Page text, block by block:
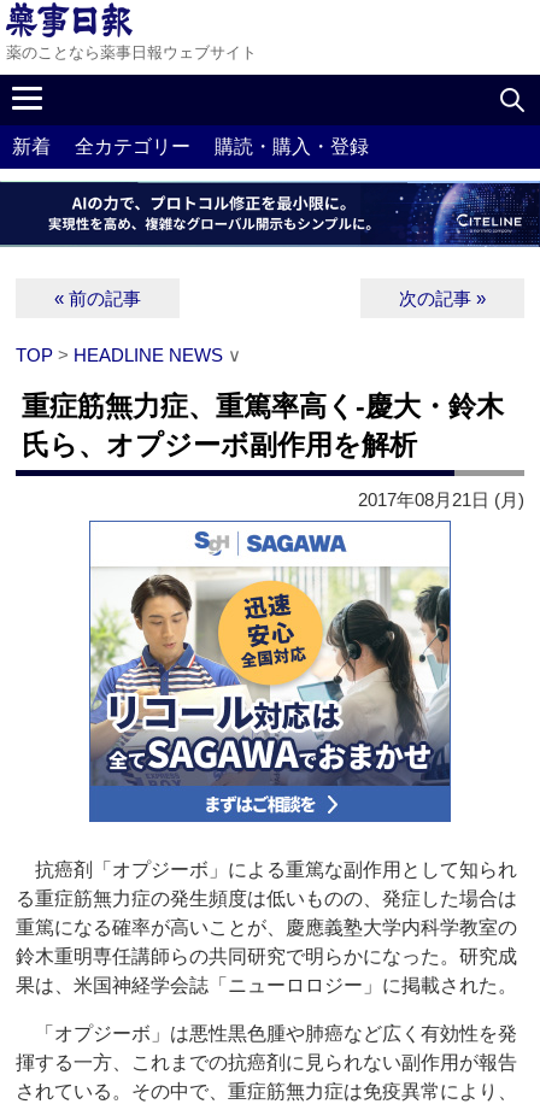
薬のことなら薬事日報ウェブサイト
新着 全カテゴリー 購読・購入・登録
« 前の記事 次の記事 »
TOP > HEADLINE NEWS ∨
重症筋無力症、重篤率高く‐慶大・鈴木
氏ら、オプジーボ副作用を解析
2017年08月21日 (月)
抗癌剤「オプジーボ」による重篤な副作用として知られ
る重症筋無力症の発生頻度は低いものの、発症した場合は
重篤になる確率が高いことが、慶應義塾大学内科学教室の
鈴木重明専任講師らの共同研究で明らかになった。研究成
果は、米国神経学会誌「ニューロロジー」に掲載された。
「オプジーボ」は悪性黒色腫や肺癌など広く有効性を発
揮する一方、これまでの抗癌剤に見られない副作用が報告
されている。その中で、重症筋無力症は免疫異常により、